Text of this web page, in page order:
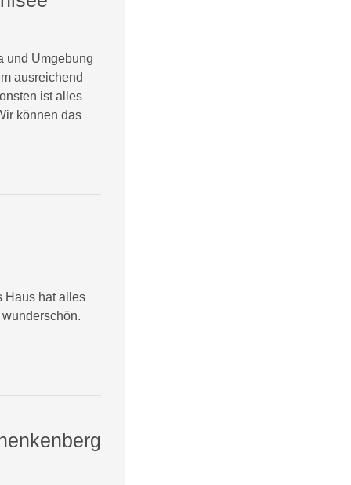
und Umgebung
ausreichend
ist alles
können das
Haus hat alles